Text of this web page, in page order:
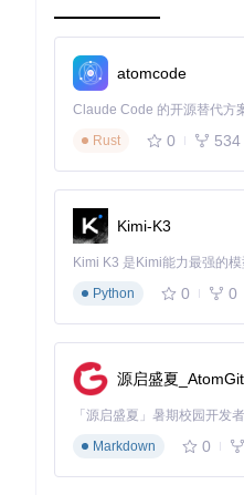
通过Windows API动态修
少至0.5秒
操作指南：从安装到
目标：完成3个账号的配置
准备阶段
环境检查
🔍 确认系统满足最低
后，检查根目录下是否
添加账号信息
🔍 点击主界面"账号管
输入账号标识（建议
在战网登录界面完成
atomcode
Rust
0 534
Kimi-K3
Python
0 0
源启盛夏
Markdown
0